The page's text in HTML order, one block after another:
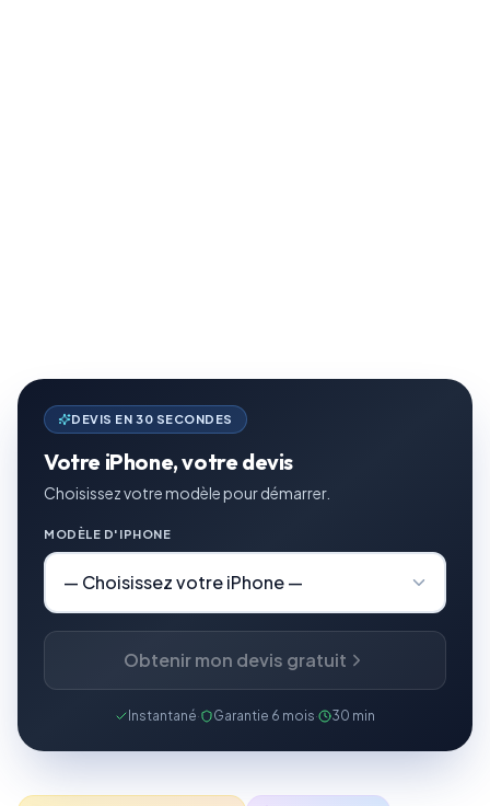
DEVIS EN 30 SECONDES
Votre iPhone, votre devis
Choisissez votre modèle pour démarrer.
MODÈLE D'IPHONE
Obtenir mon devis gratuit
Instantané· Garantie 6 mois· 30 min